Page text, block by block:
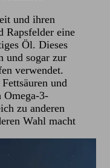
und ihren
Rapsfelder eine
Öl. Dieses
und sogar zur
verwendet.
und
Omega-3-
zu anderen
Wahl macht